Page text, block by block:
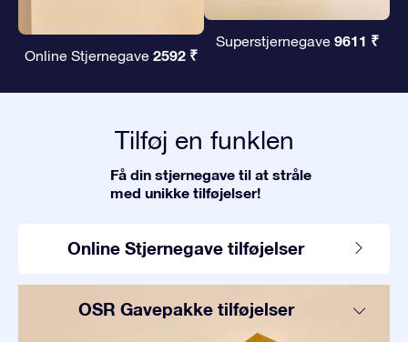
Online Stjernegave 2592 ₹
Superstjernegave 9611 ₹
Tilføj en funklen
Få din stjernegave til at stråle
med unikke tilføjelser!
Online Stjernegave tilføjelser
OSR Gavepakke tilføjelser